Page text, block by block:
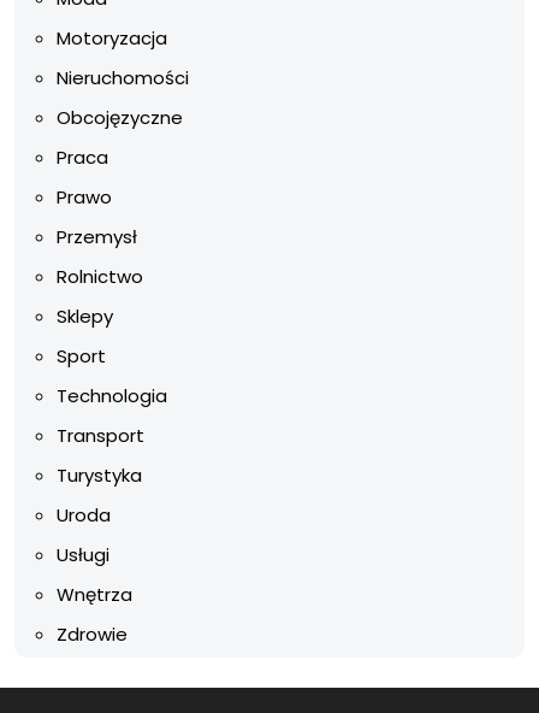
Motoryzacja
Nieruchomości
Obcojęzyczne
Praca
Prawo
Przemysł
Rolnictwo
Sklepy
Sport
Technologia
Transport
Turystyka
Uroda
Usługi
Wnętrza
Zdrowie